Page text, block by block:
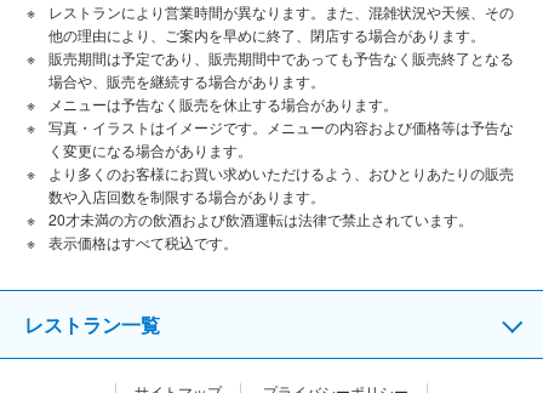
レストランにより営業時間が異なります。また、混雑状況や天候、その
他の理由により、ご案内を早めに終了、閉店する場合があります。
販売期間は予定であり、販売期間中であっても予告なく販売終了となる
場合や、販売を継続する場合があります。
メニューは予告なく販売を休止する場合があります。
写真・イラストはイメージです。メニューの内容および価格等は予告な
く変更になる場合があります。
より多くのお客様にお買い求めいただけるよう、おひとりあたりの販売
数や入店回数を制限する場合があります。
20才未満の方の飲酒および飲酒運転は法律で禁止されています。
表⽰価格はすべて税込です。
レストラン一覧